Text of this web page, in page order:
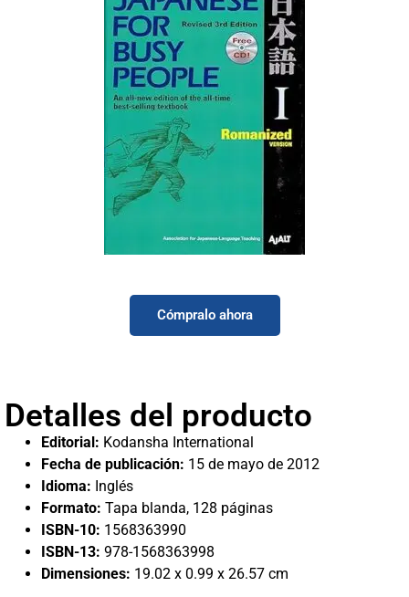
Cómpralo ahora
Detalles del producto
Editorial: Kodansha International
Fecha de publicación: 15 de mayo de 2012
Idioma: Inglés
Formato: Tapa blanda, 128 páginas
ISBN-10: 1568363990
ISBN-13: 978-1568363998
Dimensiones: 19.02 x 0.99 x 26.57 cm